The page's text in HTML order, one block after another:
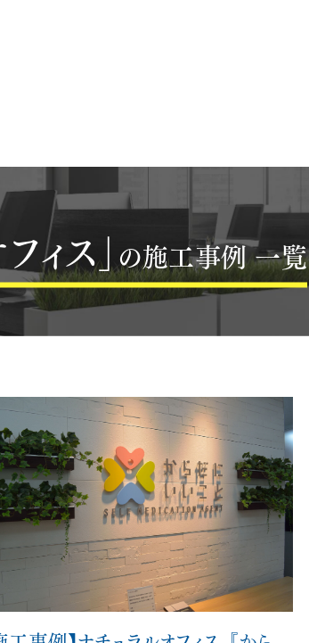
間設計・デザイン
ィス」の施工事例 一覧